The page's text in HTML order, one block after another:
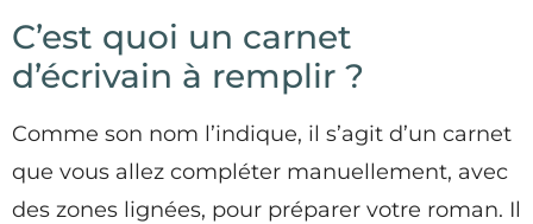
C’est quoi un carnet
d’écrivain à remplir ?
Comme son nom l’indique, il s’agit d’un carnet
que vous allez compléter manuellement, avec
des zones lignées, pour préparer votre roman. Il